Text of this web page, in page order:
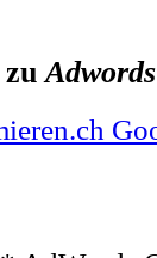
zuAdwords